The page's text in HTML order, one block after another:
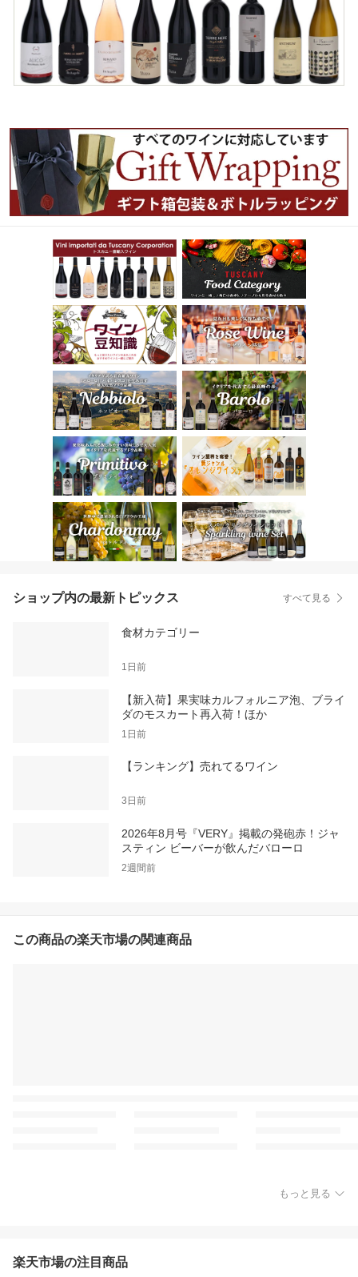
ショップ内の最新トピックス すべて見る
食材カテゴリー
1日前
【新入荷】果実味カルフォルニア泡、ブライ
ダのモスカート再入荷！ほか
1日前
【ランキング】売れてるワイン
3日前
2026年8月号『VERY』掲載の発砲赤！ジャ
スティン ビーバーが飲んだバローロ
2週間前
この商品の楽天市場の関連商品
もっと見る
楽天市場の注目商品